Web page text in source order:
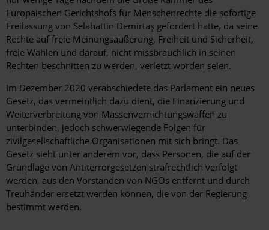
Europäischen Gerichtshofs für Menschenrechte die sofortige
Freilassung von Selahattin Demirtaş gefordert hatte, da seine
Rechte auf freie Meinungsäußerung, Freiheit und Sicherheit,
freie Wahlen und darauf, nicht missbräuchlich in seinen
Rechten beschnitten zu werden, verletzt worden seien.
Im Dezember 2020 verabschiedete das Parlament ein neues
Gesetz, das vermeintlich dazu dient, die Finanzierung und
Weiterverbreitung von Massenvernichtungswaffen zu
unterbinden, jedoch schwerwiegende Folgen für
zivilgesellschaftliche Organisationen mit sich bringt. Das
Gesetz sieht unter anderem vor, dass Personen, die auf der
Grundlage von Antiterrorgesetzen strafrechtlich verfolgt
werden, aus den Vorständen von NGOs entfernt und durch
Treuhänder ersetzt werden können, die von der Regierung
bestimmt werden.